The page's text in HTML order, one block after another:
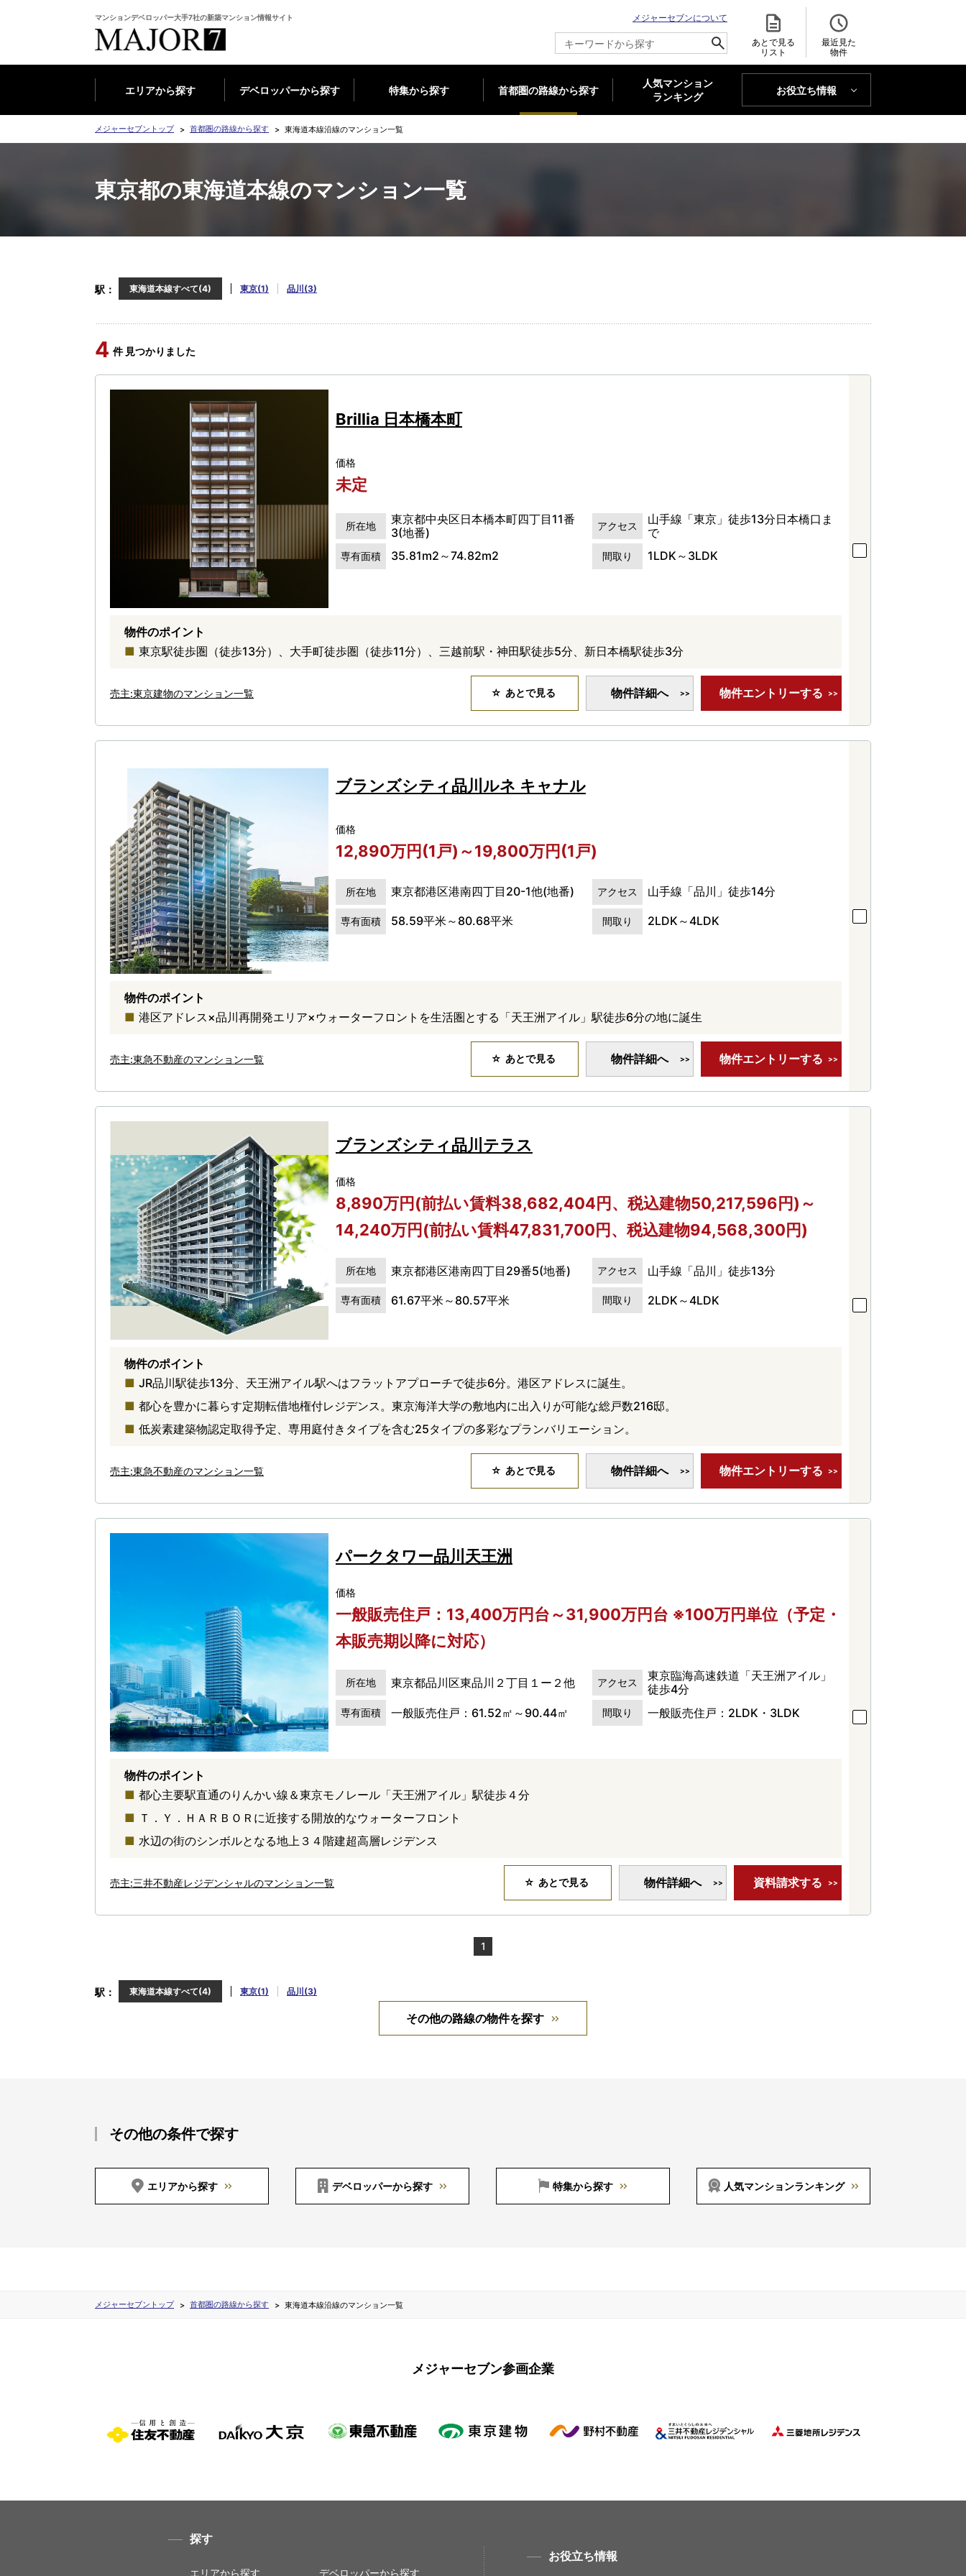
マンションデベロッパー大手7社の新築マンション情報サイト
メジャーセブンについて
あとで見る
リスト
最近見た
物件
エリアから探す デベロッパーから探す 特集から探す 首都圏の路線から探す
人気マンション
ランキング
お役立ち情報
MAJOR'S BLOG
メジャーセブントップ 首都圏の路線から探す 東海道本線沿線のマンション一覧
東京都の東海道本線のマンション一覧
駅 東海道本線すべて(4) 東京(1) 品川(3)
4 件 見つかりました
Brillia 日本橋本町
価格
未定
所在地
東京都中央区日本橋本町四丁目11番
3(地番)
アクセス
山手線「東京」徒歩13分日本橋口ま
で
専有面積 35.81m2～74.82m2 間取り 1LDK～3LDK
物件のポイント
東京駅徒歩圏（徒歩13分）、大手町徒歩圏（徒歩11分）、三越前駅・神田駅徒歩5分、新日本橋駅徒歩3分
売主:東京建物のマンション一覧 あとで見る 物件詳細へ 物件エントリーする
ブランズシティ品川ルネ キャナル
価格
12,890万円(1戸)～19,800万円(1戸)
所在地 東京都港区港南四丁目20-1他(地番) アクセス 山手線「品川」徒歩14分
専有面積 58.59平米～80.68平米 間取り 2LDK～4LDK
物件のポイント
港区アドレス×品川再開発エリア×ウォーターフロントを生活圏とする「天王洲アイル」駅徒歩6分の地に誕生
売主:東急不動産のマンション一覧 あとで見る 物件詳細へ 物件エントリーする
ブランズシティ品川テラス
価格
8,890万円(前払い賃料38,682,404円、税込建物50,217,596円)～
14,240万円(前払い賃料47,831,700円、税込建物94,568,300円)
所在地 東京都港区港南四丁目29番5(地番) アクセス 山手線「品川」徒歩13分
専有面積 61.67平米～80.57平米 間取り 2LDK～4LDK
物件のポイント
JR品川駅徒歩13分、天王洲アイル駅へはフラットアプローチで徒歩6分。港区アドレスに誕生。
都心を豊かに暮らす定期転借地権付レジデンス。東京海洋大学の敷地内に出入りが可能な総戸数216邸。
低炭素建築物認定取得予定、専用庭付きタイプを含む25タイプの多彩なプランバリエーション。
売主:東急不動産のマンション一覧 あとで見る 物件詳細へ 物件エントリーする
パークタワー品川天王洲
価格
一般販売住戸：13,400万円台～31,900万円台 ※100万円単位（予定・
本販売期以降に対応）
所在地 東京都品川区東品川２丁目１ー２他 アクセス
東京臨海高速鉄道「天王洲アイル」
徒歩4分
専有面積 一般販売住戸：61.52㎡～90.44㎡ 間取り 一般販売住戸：2LDK・3LDK
物件のポイント
都心主要駅直通のりんかい線＆東京モノレール「天王洲アイル」駅徒歩４分
Ｔ．Ｙ．ＨＡＲＢＯＲに近接する開放的なウォーターフロント
水辺の街のシンボルとなる地上３４階建超高層レジデンス
売主:三井不動産レジデンシャルのマンション一覧 あとで見る 物件詳細へ 資料請求する
1
駅 東海道本線すべて(4) 東京(1) 品川(3)
その他の路線の物件を探す
その他の条件で探す
エリアから探す デベロッパーから探す 特集から探す 人気マンションランキング
メジャーセブントップ 首都圏の路線から探す 東海道本線沿線のマンション一覧
メジャーセブン参画企業
探す
エリアから探す デベロッパーから探す
お役立ち情報